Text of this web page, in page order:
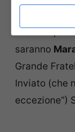
In studio, a
saranno
Grande
Inviato (che
eccezione”)